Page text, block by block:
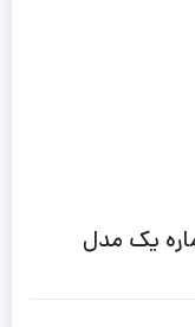
یک مدل